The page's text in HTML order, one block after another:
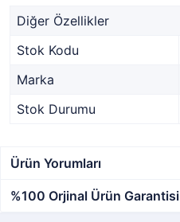
Diğer Özellikler
Stok Kodu
Marka
Stok Durumu
Ürün Yorumları
%100 Orjinal Ürün Garantisi